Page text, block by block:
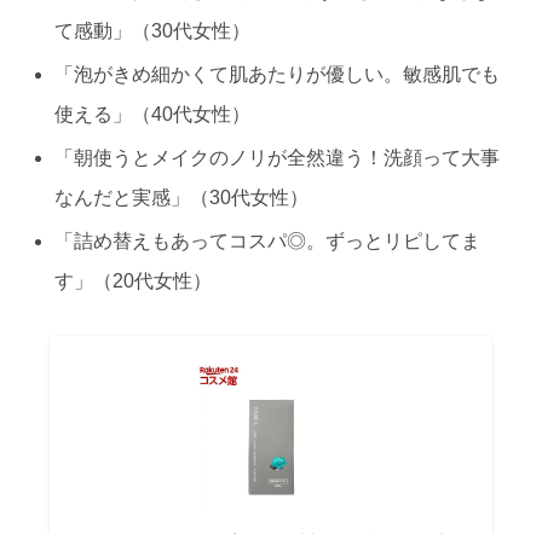
て感動」（30代女性）
「泡がきめ細かくて肌あたりが優しい。敏感肌でも
使える」（40代女性）
「朝使うとメイクのノリが全然違う！洗顔って大事
なんだと実感」（30代女性）
「詰め替えもあってコスパ◎。ずっとリピしてま
す」（20代女性）